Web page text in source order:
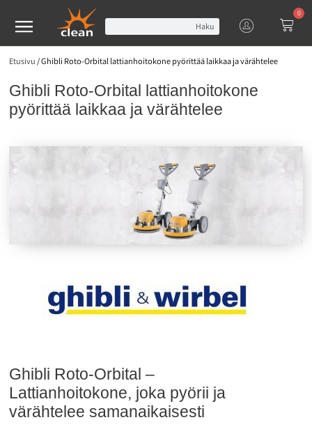
Haku
0
Etusivu/Ghibli Roto-Orbital lattianhoitokone pyörittää laikkaa ja värähtelee
Ghibli Roto-Orbital lattianhoitokone
pyörittää laikkaa ja värähtelee
Ghibli Roto-Orbital –
Lattianhoitokone, joka pyörii ja
värähtelee samanaikaisesti